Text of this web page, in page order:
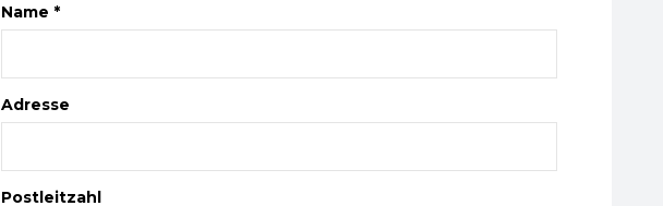
Name *
Adresse
Postleitzahl